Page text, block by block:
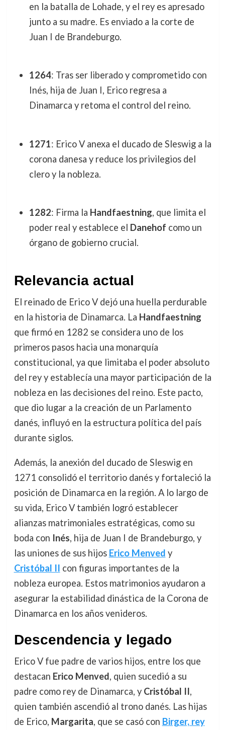
en la batalla de Lohade, y el rey es apresado
junto a su madre. Es enviado a la corte de
Juan I de Brandeburgo.
1264: Tras ser liberado y comprometido con
Inés, hija de Juan I, Erico regresa a
Dinamarca y retoma el control del reino.
1271: Erico V anexa el ducado de Sleswig a la
corona danesa y reduce los privilegios del
clero y la nobleza.
1282: Firma la Handfaestning, que limita el
poder real y establece el Danehof como un
órgano de gobierno crucial.
Relevancia actual
El reinado de Erico V dejó una huella perdurable
en la historia de Dinamarca. La Handfaestning
que firmó en 1282 se considera uno de los
primeros pasos hacia una monarquía
constitucional, ya que limitaba el poder absoluto
del rey y establecía una mayor participación de la
nobleza en las decisiones del reino. Este pacto,
que dio lugar a la creación de un Parlamento
danés, influyó en la estructura política del país
durante siglos.
Además, la anexión del ducado de Sleswig en
1271 consolidó el territorio danés y fortaleció la
posición de Dinamarca en la región. A lo largo de
su vida, Erico V también logró establecer
alianzas matrimoniales estratégicas, como su
boda con Inés, hija de Juan I de Brandeburgo, y
las uniones de sus hijos Erico Menved y
Cristóbal II con figuras importantes de la
nobleza europea. Estos matrimonios ayudaron a
asegurar la estabilidad dinástica de la Corona de
Dinamarca en los años venideros.
Descendencia y legado
Erico V fue padre de varios hijos, entre los que
destacan Erico Menved, quien sucedió a su
padre como rey de Dinamarca, y Cristóbal II,
quien también ascendió al trono danés. Las hijas
de Erico, Margarita, que se casó con Birger, rey